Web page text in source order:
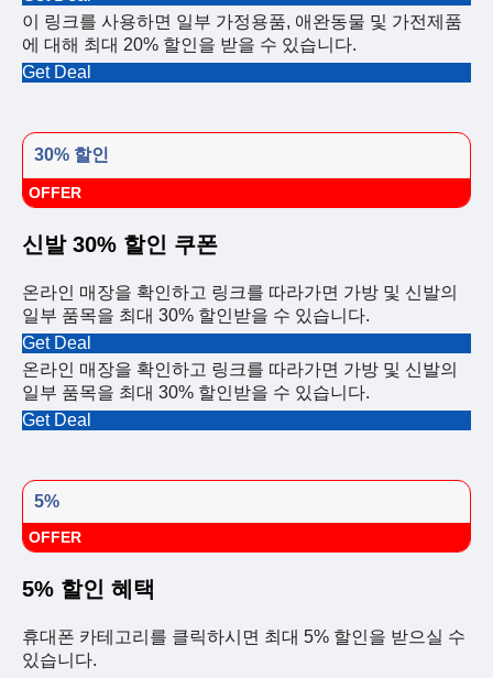
이 링크를 사용하면 일부 가정용품, 애완동물 및 가전제품
에 대해 최대 20% 할인을 받을 수 있습니다.
Get Deal
30% 할인
OFFER
신발 30% 할인 쿠폰
온라인 매장을 확인하고 링크를 따라가면 가방 및 신발의
일부 품목을 최대 30% 할인받을 수 있습니다.
Get Deal
온라인 매장을 확인하고 링크를 따라가면 가방 및 신발의
일부 품목을 최대 30% 할인받을 수 있습니다.
Get Deal
5%
OFFER
5% 할인 혜택
휴대폰 카테고리를 클릭하시면 최대 5% 할인을 받으실 수
있습니다.